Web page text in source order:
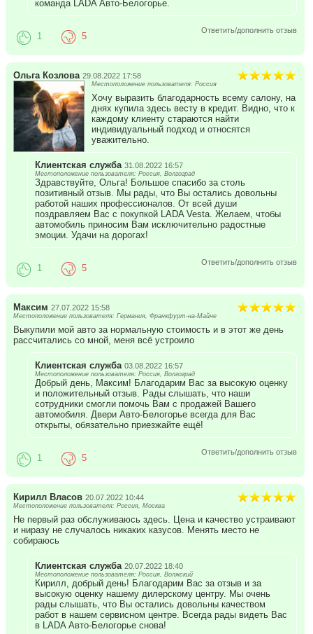
команда LADA Авто-Белогорье.
Ответить/дополнить отзыв
1 5
Ольга Козлова 29.08.2022 17:58
Местоположение пользователя: Россия
Хочу выразить благодарность всему салону, на
днях купила здесь весту в кредит. Видно, что к
каждому клиенту стараются найти
индивидуальный подход и относятся
уважительно.
Клиентская служба 31.08.2022 16:57
Местоположение пользователя: Россия, Волгоград
Здравствуйте, Ольга! Большое спасибо за столь
позитивный отзыв. Мы рады, что Вы остались довольны
работой наших профессионалов. От всей души
поздравляем Вас с покупкой LADA Vesta. Желаем, чтобы
автомобиль приносим Вам исключительно радостные
эмоции. Удачи на дорогах!
Ответить/дополнить отзыв
1 5
Максим 27.07.2022 15:58
Местоположение пользователя: Германия, Франкфурт-на-Майне
Выкупили мой авто за нормальную стоимость и в этот же день
рассчитались со мной, меня всё устроило
Клиентская служба 03.08.2022 16:57
Местоположение пользователя: Россия, Волгоград
Добрый день, Максим! Благодарим Вас за высокую оценку
и положительный отзыв. Рады слышать, что наши
сотрудники смогли помочь Вам с продажей Вашего
автомобиля. Двери Авто-Белогорье всегда для Вас
открыты, обязательно приезжайте ещё!
Ответить/дополнить отзыв
1 5
Кирилл Власов 20.07.2022 10:44
Местоположение пользователя: Россия, Москва
Не первый раз обслуживаюсь здесь. Цена и качество устраивают
и ниразу не случалось никаких казусов. Менять место не
собираюсь
Клиентская служба 20.07.2022 18:40
Местоположение пользователя: Россия, Волжский
Кирилл, добрый день! Благодарим Вас за отзыв и за
высокую оценку нашему дилерскому центру. Мы очень
рады слышать, что Вы остались довольны качеством
работ в нашем сервисном центре. Всегда рады видеть Вас
в LADA Авто-Белогорье снова!